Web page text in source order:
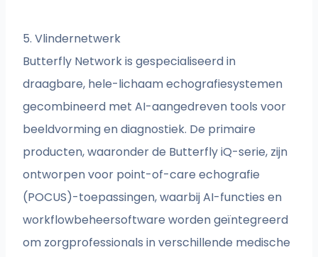
5. Vlindernetwerk
Butterfly Network is gespecialiseerd in
draagbare, hele-lichaam echografiesystemen
gecombineerd met AI-aangedreven tools voor
beeldvorming en diagnostiek. De primaire
producten, waaronder de Butterfly iQ-serie, zijn
ontworpen voor point-of-care echografie
(POCUS)-toepassingen, waarbij AI-functies en
workflowbeheersoftware worden geïntegreerd
om zorgprofessionals in verschillende medische